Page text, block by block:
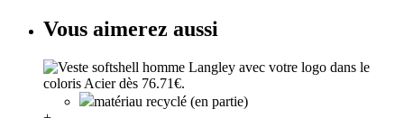
Vous aimerez aussi
matériau recyclé (en partie)